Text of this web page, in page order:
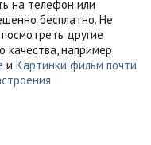
на телефон или
бесплатно. Не
другие
качества, например
и Картинки фильм почти